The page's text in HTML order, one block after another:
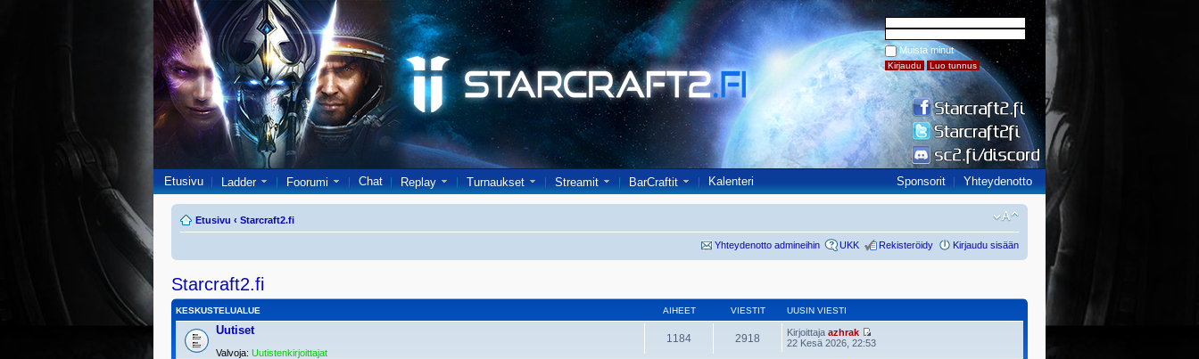
Muista minut
Etusivu Ladder Foorumi Chat Replay Turnaukset Streamit BarCraftit Kalenteri Sponsorit Yhteydenotto
Etusivu ‹ Starcraft2.fi
Yhteydenotto admineihin UKK Rekisteröidy Kirjaudu sisään
Starcraft2.fi
KESKUSTELUALUE AIHEET VIESTIT UUSIN VIESTI
Uutiset
Valvoja: Uutistenkirjoittajat
1184 2918 Kirjoittaja azhrak
22 Kesä 2026, 22:53